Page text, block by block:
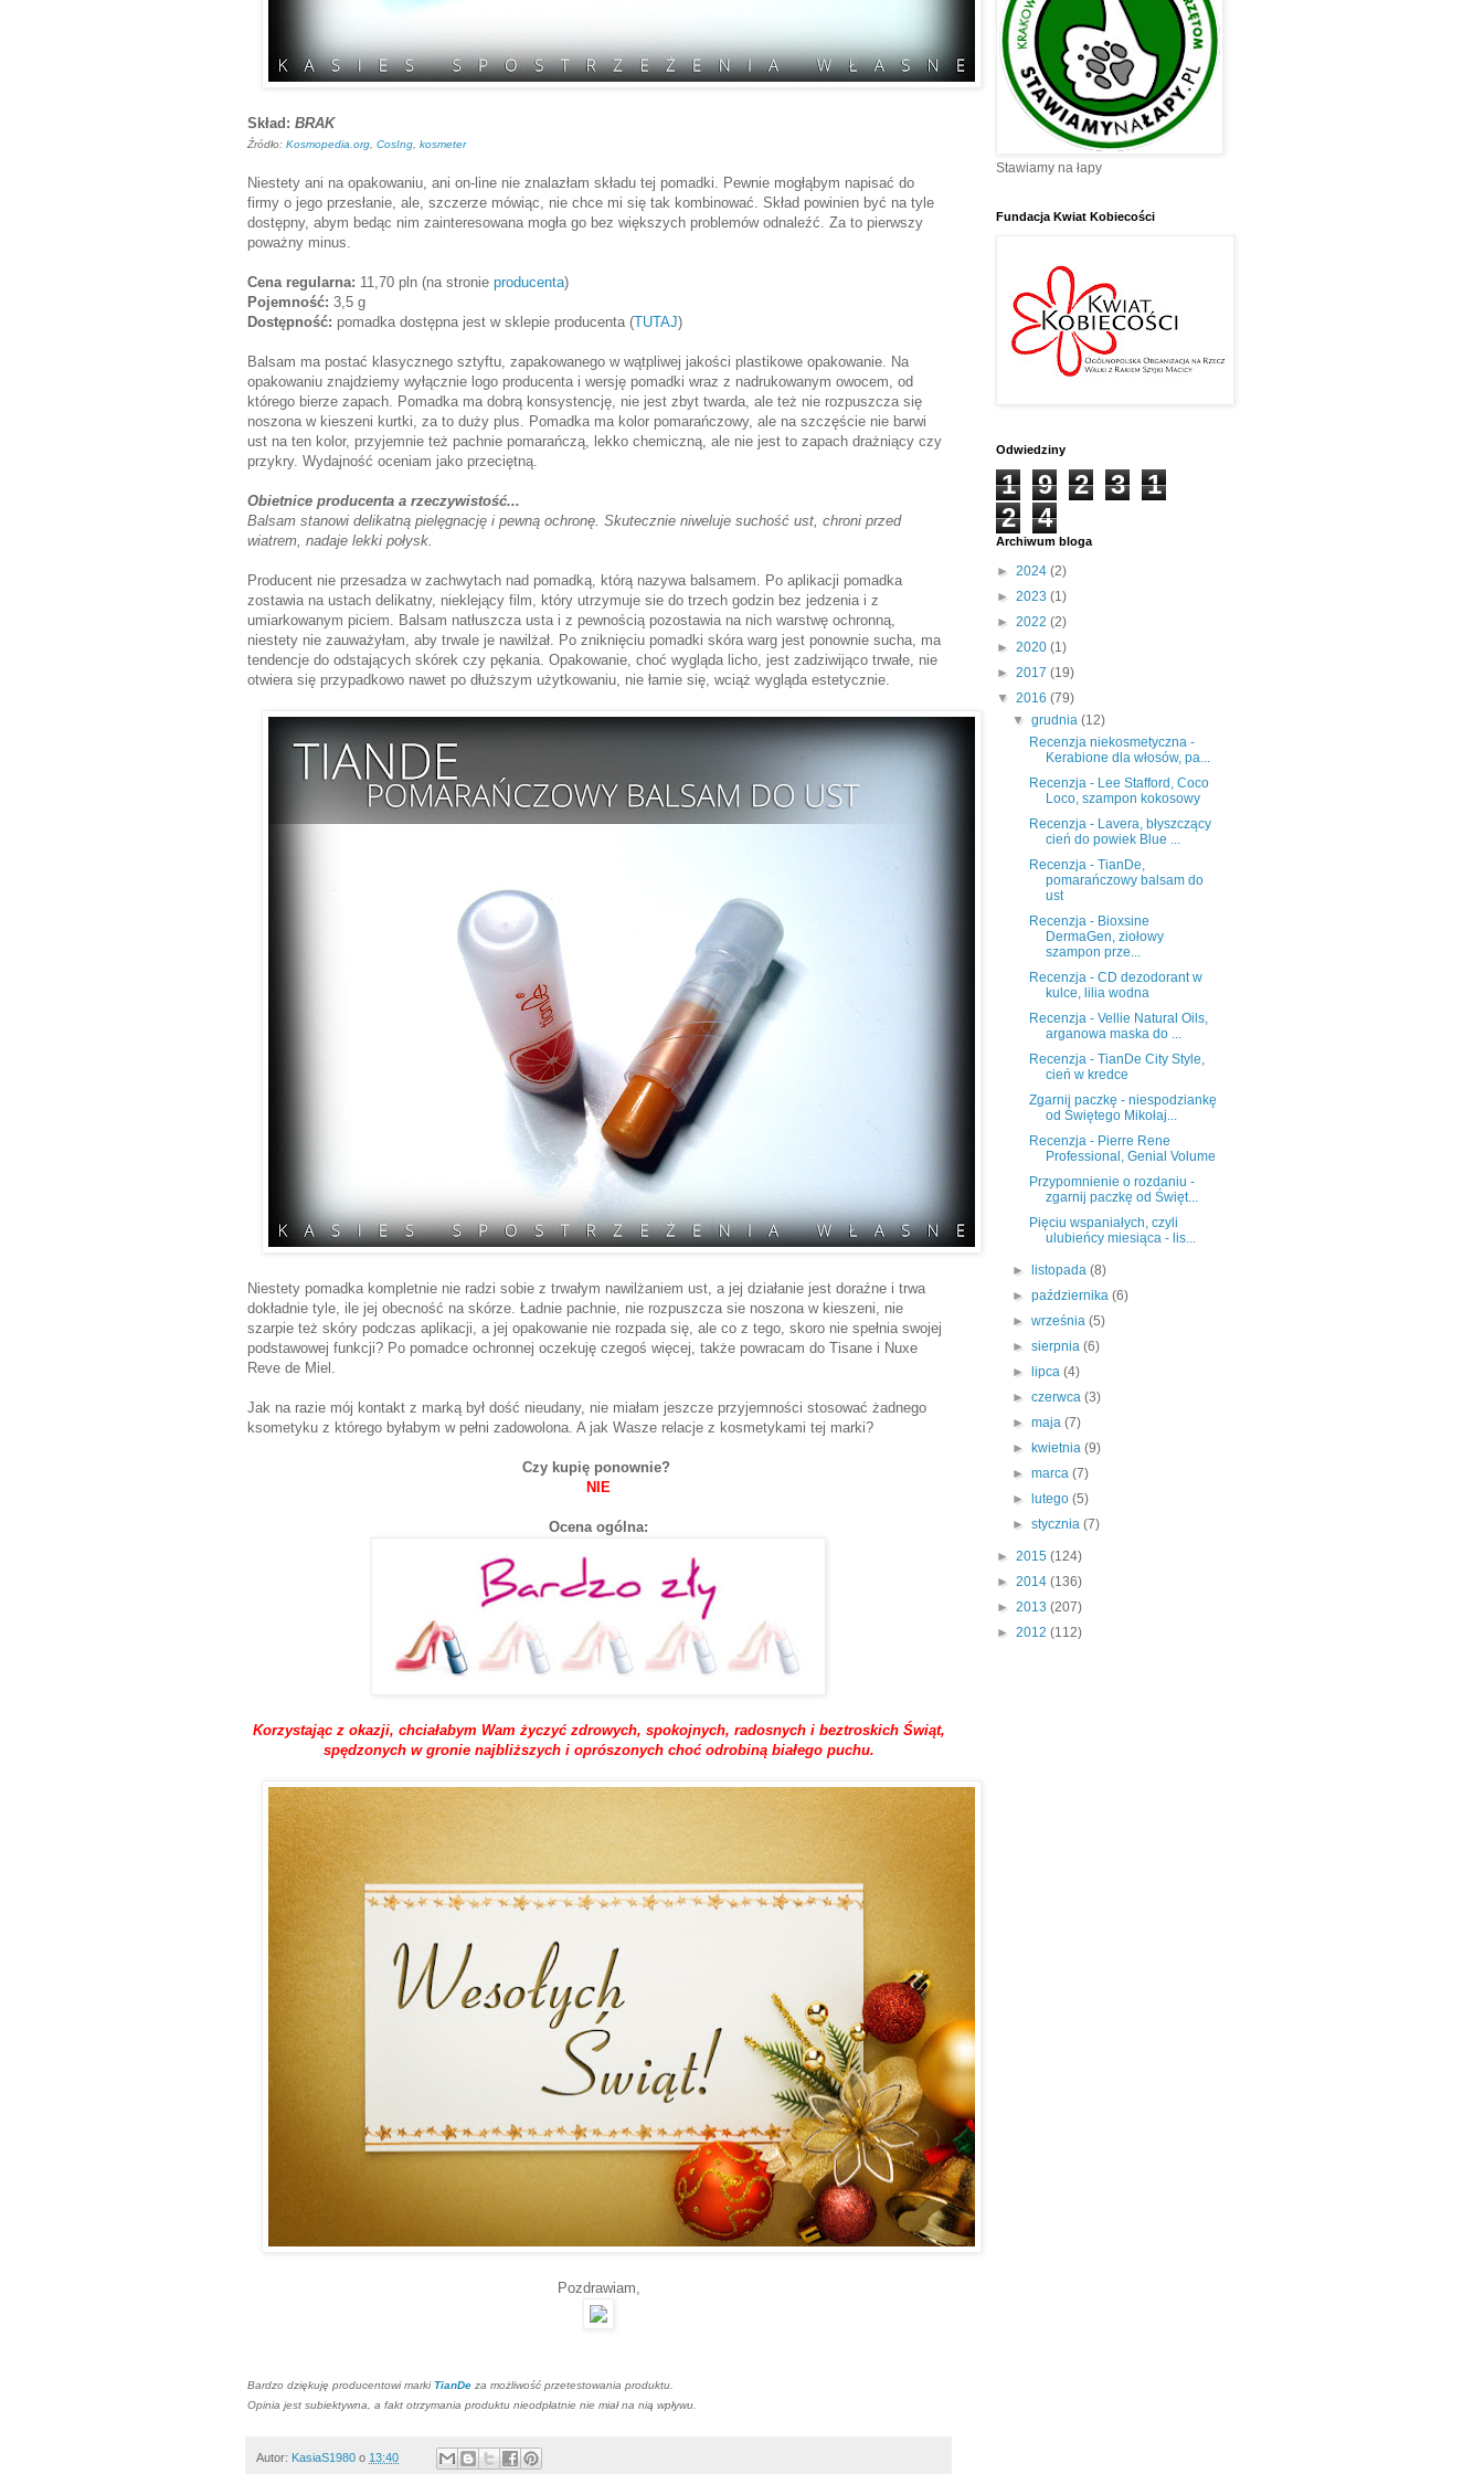
Skład: BRAK
Źródło: Kosmopedia.org CosIng kosmeter
Niestety ani na opakowaniu, ani on-line nie znalazłam składu tej pomadki. Pewnie mogłąbym napisać do
firmy o jego przesłanie, ale, szczerze mówiąc, nie chce mi się tak kombinować. Skład powinien być na tyle
dostępny, abym bedąc nim zainteresowana mogła go bez większych problemów odnaleźć. Za to pierwszy
poważny minus.
Cena regularna: 11,70 pln (na stronie producenta)
Pojemność: 3,5 g
Dostępność: pomadka dostępna jest w sklepie producenta (TUTAJ)
Balsam ma postać klasycznego sztyftu, zapakowanego w wątpliwej jakości plastikowe opakowanie. Na
opakowaniu znajdziemy wyłącznie logo producenta i wersję pomadki wraz z nadrukowanym owocem, od
którego bierze zapach. Pomadka ma dobrą konsystencję, nie jest zbyt twarda, ale też nie rozpuszcza się
noszona w kieszeni kurtki, za to duży plus. Pomadka ma kolor pomarańczowy, ale na szczęście nie barwi
ust na ten kolor, przyjemnie też pachnie pomarańczą, lekko chemiczną, ale nie jest to zapach drażniący czy
przykry. Wydajność oceniam jako przeciętną.
Obietnice producenta a rzeczywistość...
Balsam stanowi delikatną pielęgnację i pewną ochronę. Skutecznie niweluje suchość ust, chroni przed
wiatrem, nadaje lekki połysk.
Producent nie przesadza w zachwytach nad pomadką, którą nazywa balsamem. Po aplikacji pomadka
zostawia na ustach delikatny, nieklejący film, który utrzymuje sie do trzech godzin bez jedzenia i z
umiarkowanym piciem. Balsam natłuszcza usta i z pewnością pozostawia na nich warstwę ochronną,
niestety nie zauważyłam, aby trwale je nawilżał. Po zniknięciu pomadki skóra warg jest ponownie sucha, ma
tendencje do odstających skórek czy pękania. Opakowanie, choć wygląda licho, jest zadziwijąco trwałe, nie
otwiera się przypadkowo nawet po dłuższym użytkowaniu, nie łamie się, wciąż wygląda estetycznie.
Niestety pomadka kompletnie nie radzi sobie z trwałym nawilżaniem ust, a jej działanie jest doraźne i trwa
dokładnie tyle, ile jej obecność na skórze. Ładnie pachnie, nie rozpuszcza sie noszona w kieszeni, nie
szarpie też skóry podczas aplikacji, a jej opakowanie nie rozpada się, ale co z tego, skoro nie spełnia swojej
podstawowej funkcji? Po pomadce ochronnej oczekuję czegoś więcej, także powracam do Tisane i Nuxe
Reve de Miel.
Jak na razie mój kontakt z marką był dość nieudany, nie miałam jeszcze przyjemności stosować żadnego
ksometyku z którego byłabym w pełni zadowolona. A jak Wasze relacje z kosmetykami tej marki?
Czy kupię ponownie?
NIE
Ocena ogólna:
Korzystając z okazji, chciałabym Wam życzyć zdrowych, spokojnych, radosnych i beztroskich Świąt,
spędzonych w gronie najbliższych i oprószonych choć odrobiną białego puchu.
Pozdrawiam,
Bardzo dziękuję producentowi markiTianDe za możliwość przetestowania produktu.
Opinia jest subiektywna, a fakt otrzymania produktu nieodpłatnie nie miał na nią wpływu.
Autor: KasiaS1980 o 13:40
Stawiamy na łapy
Fundacja Kwiat Kobiecości
Odwiedziny
1 9 2 3
1
2
4
Archiwum bloga
► 2024 (2)
► 2023 (1)
► 2022 (2)
► 2020 (1)
► 2017 (19)
▼ 2016 (79)
▼grudnia(12)
Recenzja niekosmetyczna -
Kerabione dla włosów, pa...
Recenzja - Lee Stafford, Coco
Loco, szampon kokosowy
Recenzja - Lavera, błyszczący
cień do powiek Blue ...
Recenzja - TianDe,
pomarańczowy balsam do
ust
Recenzja - Bioxsine
DermaGen, ziołowy
szampon prze...
Recenzja - CD dezodorant w
kulce, lilia wodna
Recenzja - Vellie Natural Oils,
arganowa maska do ...
Recenzja - TianDe City Style,
cień w kredce
Zgarnij paczkę - niespodziankę
od Świętego Mikołaj...
Recenzja - Pierre Rene
Professional, Genial Volume
Przypomnienie o rozdaniu -
zgarnij paczkę od Święt...
Pięciu wspaniałych, czyli
ulubieńcy miesiąca - lis...
► listopada(8)
►października(6)
►września(5)
►sierpnia(6)
►
lipca(4)
►czerwca(3)
►maja(7)
►
kwietnia(9)
►marca(7)
►
lutego(5)
►stycznia(7)
► 2015 (124)
► 2014 (136)
► 2013 (207)
► 2012 (112)